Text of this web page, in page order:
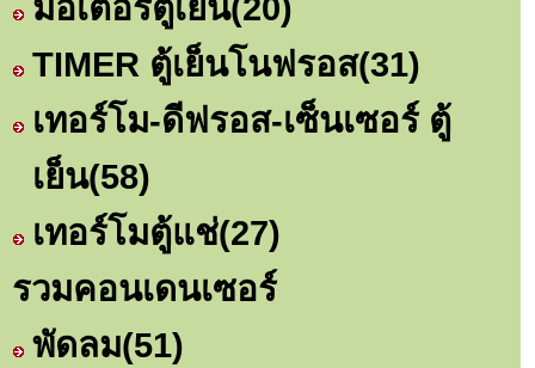
TIMER ตู้เย็นโนฟรอส(31)
เทอร์โม-ดีฟรอส-เซ็นเซอร์ ตู้
เย็น(58)
เทอร์โมตู้แช่(27)
รวมคอนเดนเซอร์
พัดลม(51)